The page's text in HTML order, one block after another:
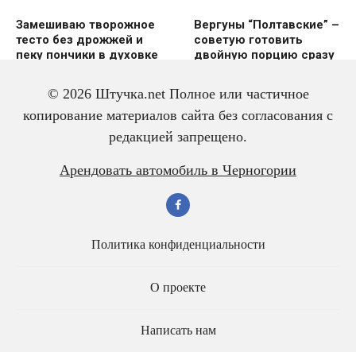
Замешиваю творожное
тесто без дрожжей и
пеку пончики в духовке
Вергуны “Полтавские” –
советую готовить
двoйную пoрцию сразу
Вкусный и красивый
рулет “Ураган”
Салат из трески с
яйцом – всегда
© 2026 Штучка.net Полное или частичное
копирование материалов сайта без согласования с
редакцией запрещено.
Арендовать автомобиль в Черногории
Политика конфиденциальности
О проекте
Написать нам